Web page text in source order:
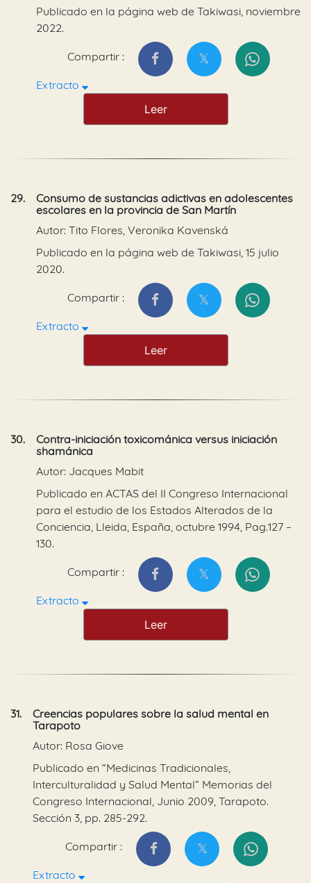
Publicado en la página web de Takiwasi, noviembre
2022.
Compartir :
Extracto
Leer
29.
Consumo de sustancias adictivas en adolescentes
escolares en la provincia de San Martín
Autor: Tito Flores, Veronika Kavenská
Publicado en la página web de Takiwasi, 15 julio
2020.
Compartir :
Extracto
Leer
30.
Contra-iniciación toxicománica versus iniciación
shamánica
Autor: Jacques Mabit
Publicado en ACTAS del II Congreso Internacional
para el estudio de los Estados Alterados de la
Conciencia, Lleida, España, octubre 1994, Pag.127 –
130.
Compartir :
Extracto
Leer
31.
Creencias populares sobre la salud mental en
Tarapoto
Autor: Rosa Giove
Publicado en “Medicinas Tradicionales,
Interculturalidad y Salud Mental” Memorias del
Congreso Internacional, Junio 2009, Tarapoto.
Sección 3, pp. 285-292.
Compartir :
Extracto